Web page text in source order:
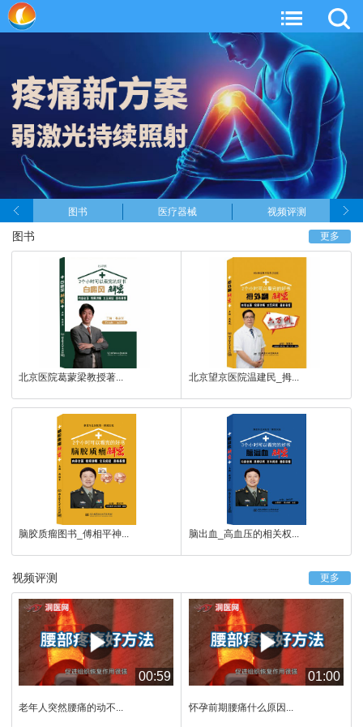
图书 医疗器械 视频评测
更多
图书
北京医院葛蒙梁教授著... 北京望京医院温建民_拇...
脑胶质瘤图书_傅相平神... 脑出血_高血压的相关权...
更多
视频评测
00:59
老年人突然腰痛的动不...
01:00
怀孕前期腰痛什么原因...